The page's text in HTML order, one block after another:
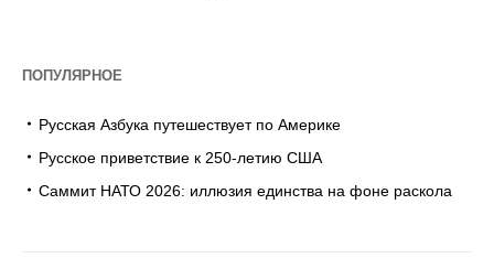
ПОПУЛЯРНОЕ
Русская Азбука путешествует по Америке
Русское приветствие к 250-летию США
Саммит НАТО 2026: иллюзия единства на фоне раскола